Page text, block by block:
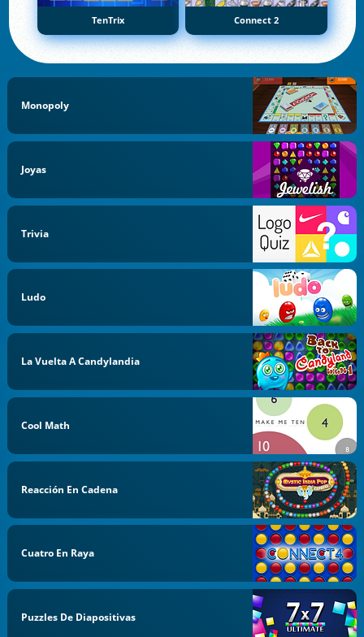
TenTrix Connect 2
Monopoly
Joyas
Trivia
Ludo
La Vuelta A Candylandia
Cool Math
Reacción En Cadena
Cuatro En Raya
Puzzles De Diapositivas